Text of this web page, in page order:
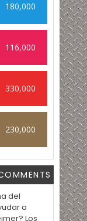
180,000
116,000
330,000
230,000
del
a
Los